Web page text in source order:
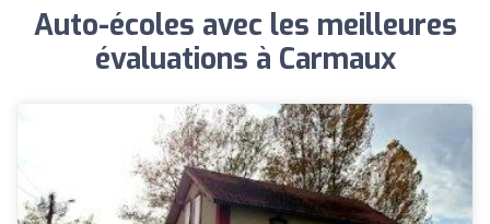
Auto-écoles avec les meilleures
évaluations à Carmaux